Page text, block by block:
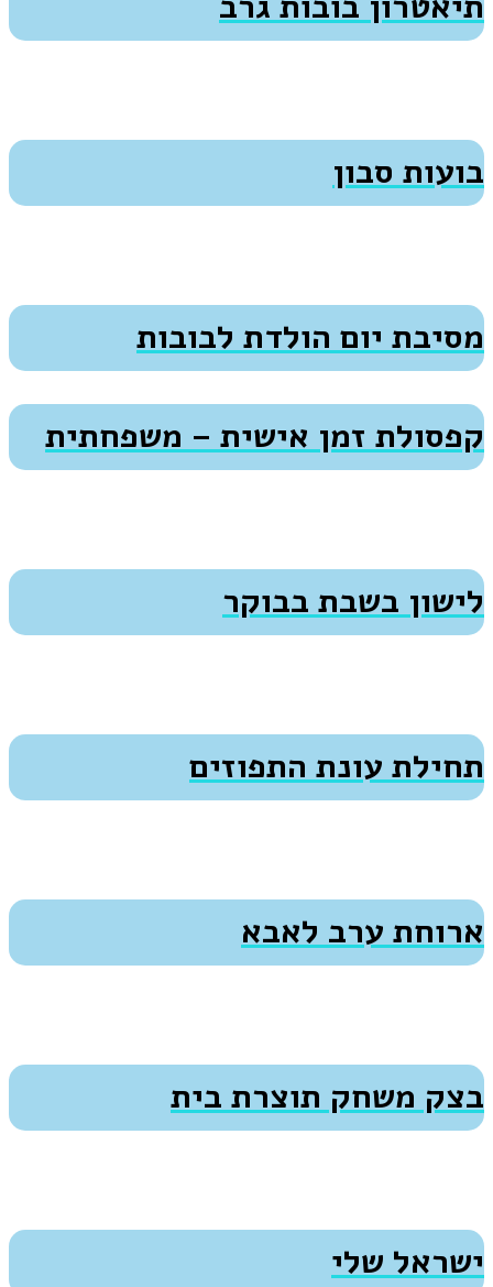
בועות סבון
מסיבת יום הולדת לבובות
קפסולת זמן אישית – משפחתית
לישון בשבת בבוקר
תחילת עונת התפוזים
ארוחת ערב לאבא
בצק משחק תוצרת בית
ישראל שלי